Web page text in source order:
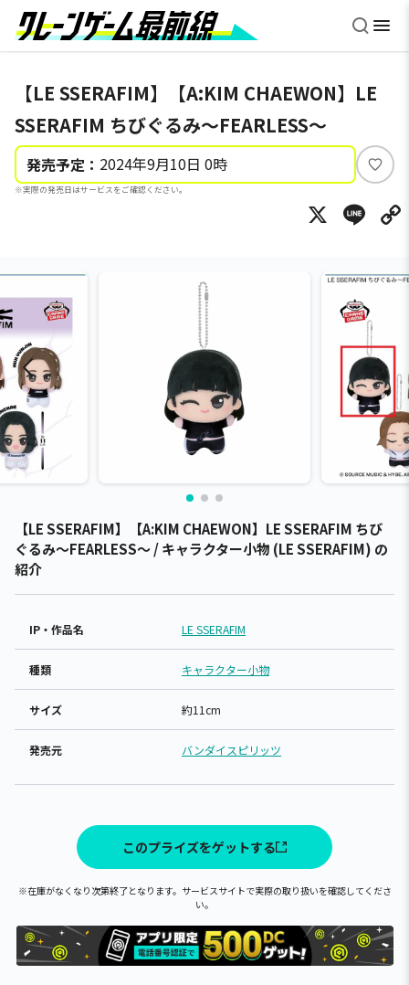
【LE SSERAFIM】【A:KIM CHAEWON】LE
SSERAFIM ちびぐるみ～FEARLESS～
発売予定： 2024年9月10日 0時
※実際の発売日はサービスをご確認ください。
い
ね
X
【LE SSERAFIM】【A:KIM CHAEWON】LE SSERAFIM ちび
ぐるみ～FEARLESS～ / キャラクター小物 (LE SSERAFIM) の
紹介
IP・作品名 LE SSERAFIM
種類 キャラクター小物
サイズ 約11cm
発売元 バンダイスピリッツ
このプライズをゲットする
※在庫がなくなり次第終了となります。サービスサイトで実際の取り扱いを確認してくださ
い。